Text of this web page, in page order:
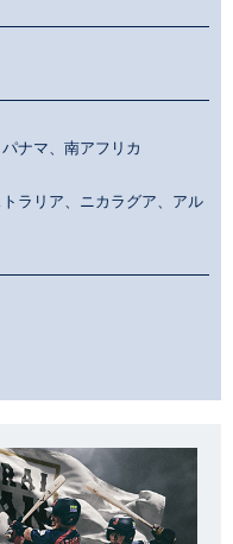
ナマ、南アフリカ
ラリア、ニカラグア、アル